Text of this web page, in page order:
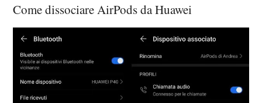
Come dissociare AirPods da Huawei